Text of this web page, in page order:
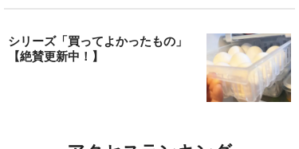
シリーズ「買ってよかったもの」
【絶賛更新中！】